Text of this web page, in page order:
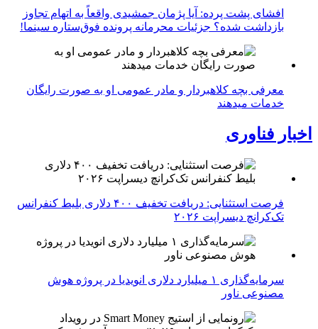
افشای پشت پرده: آیا پژمان جمشیدی واقعاً به اتهام تجاوز
بازداشت شده؟ جزئیات محرمانه پرونده فوق‌ستاره سینما!
معرفی بچه کلاهبردار و مادر عمومی او به صورت رایگان
خدمات میدهند
اخبار فناوری
فرصت استثنایی: دریافت تخفیف ۴۰۰ دلاری بلیط کنفرانس
تک‌کرانچ دیسراپت ۲۰۲۶
سرمایه‌گذاری ۱ میلیارد دلاری انویدیا در پروژه هوش
مصنوعی ناور